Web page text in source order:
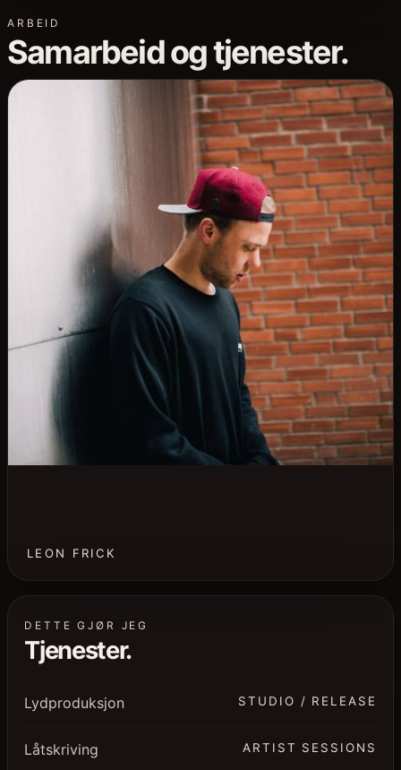
ARBEID
Samarbeid og tjenester.
LEON FRICK
DETTE GJØR JEG
Tjenester.
Lydproduksjon STUDIO / RELEASE
Låtskriving ARTIST SESSIONS